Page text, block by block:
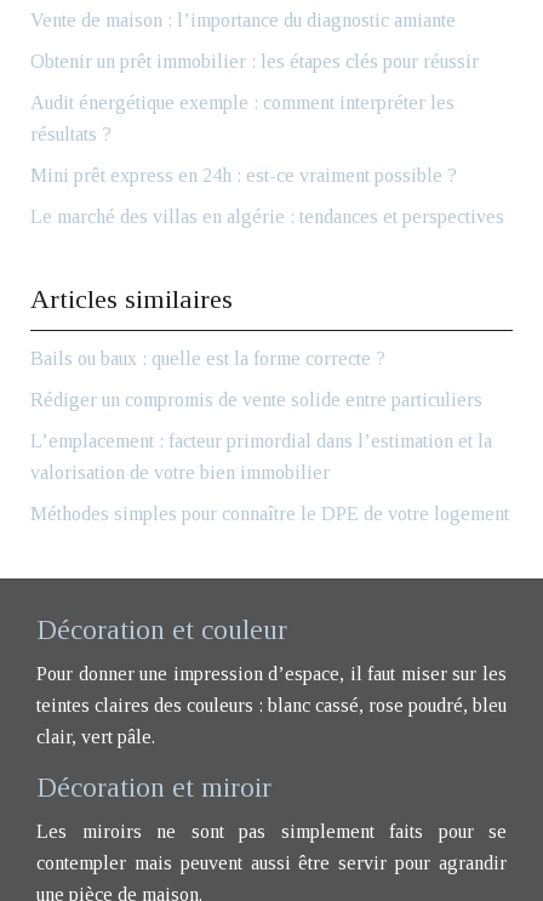
Vente de maison : l’importance du diagnostic amiante
Obtenir un prêt immobilier : les étapes clés pour réussir
Audit énergétique exemple : comment interpréter les
résultats ?
Mini prêt express en 24h : est-ce vraiment possible ?
Le marché des villas en algérie : tendances et perspectives
Articles similaires
Bails ou baux : quelle est la forme correcte ?
Rédiger un compromis de vente solide entre particuliers
L’emplacement : facteur primordial dans l’estimation et la
valorisation de votre bien immobilier
Méthodes simples pour connaître le DPE de votre logement
Décoration et couleur
Pour donner une impression d’espace, il faut miser sur les
teintes claires des couleurs : blanc cassé, rose poudré, bleu
clair, vert pâle.
Décoration et miroir
Les miroirs ne sont pas simplement faits pour se
contempler mais peuvent aussi être servir pour agrandir
une pièce de maison.